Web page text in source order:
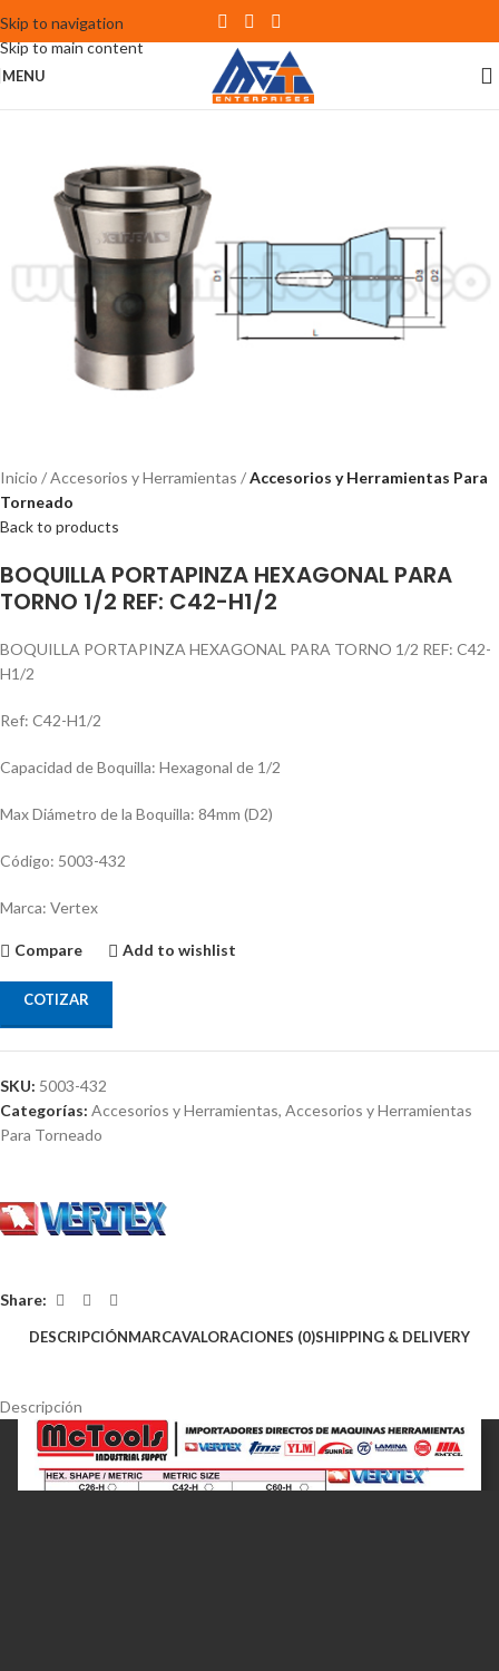
Skip to navigation
Skip to main content
MENU
Inicio Accesorios y Herramientas
Accesorios y Herramientas Para
Torneado
Back to products
BOQUILLA PORTAPINZA HEXAGONAL PARA
TORNO 1/2 REF: C42-H1/2
BOQUILLA PORTAPINZA HEXAGONAL PARA TORNO 1/2 REF: C42-
H1/2
Ref: C42-H1/2
Capacidad de Boquilla: Hexagonal de 1/2
Max Diámetro de la Boquilla: 84mm (D2)
Código: 5003-432
Marca: Vertex
Compare Add to wishlist
COTIZAR
SKU: 5003-432
Categorías: Accesorios y Herramientas, Accesorios y Herramientas
Para Torneado
Share:
DESCRIPCIÓNMARCAVALORACIONES (0)SHIPPING & DELIVERY
Descripción